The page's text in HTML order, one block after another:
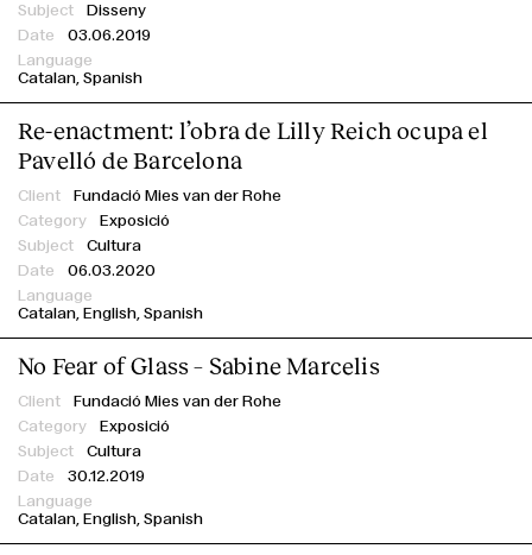
Disseny
03.06.2019
Catalan Spanish
Re-enactment: l’obra de Lilly Reich ocupa el
Pavelló de Barcelona
Fundació Mies van der Rohe
Exposició
Cultura
06.03.2020
Catalan English Spanish
No Fear of Glass – Sabine Marcelis
Fundació Mies van der Rohe
Exposició
Cultura
30.12.2019
Catalan English Spanish